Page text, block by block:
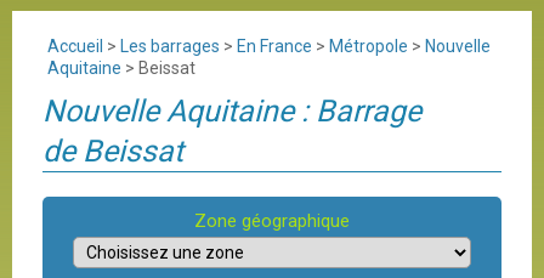
Accueil > Les barrages > En France > Métropole > Nouvelle
Aquitaine > Beissat
Nouvelle Aquitaine : Barrage
de Beissat
Zone géographique